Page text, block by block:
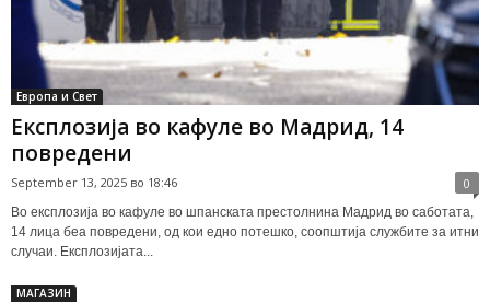
Европа и Свет
Експлозија во кафуле во Мадрид, 14
повредени
September 13, 2025 во 18:46 0
Во експлозија во кафуле во шпанската престолнина Мадрид во саботата,
14 лица беа повредени, од кои едно потешко, соопштија службите за итни
случаи. Експлозијата...
МАГАЗИН